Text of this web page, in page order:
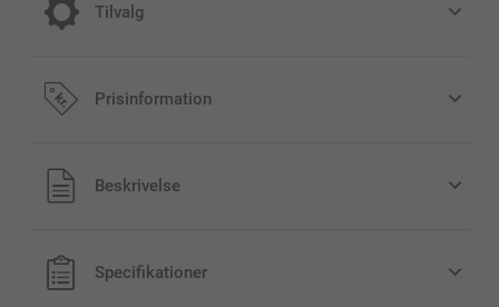
Tilvalg
Glædelig Jul med et julekrus
Prisinformation
Alle priser inklusive moms og uden
forsendelsesomkostninger
Beskrivelse
Specifikationer